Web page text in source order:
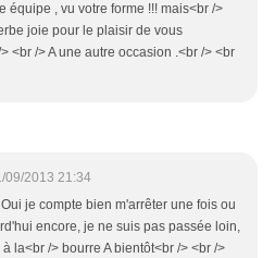
équipe , vu votre forme !!! mais<br />
joie pour le plaisir de vous
<br /> A une autre occasion .<br /> <br
09/2013 21:34
je compte bien m'arrêter une fois ou
encore, je ne suis pas passée loin,
la<br /> bourre A bientôt<br /> <br />